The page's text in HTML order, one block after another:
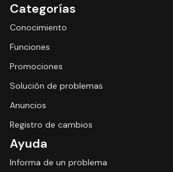
Categorías
Conocimiento
Funciones
Promociones
Solución de problemas
Anuncios
Registro de cambios
Ayuda
Informa de un problema